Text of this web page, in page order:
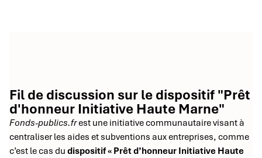
Fil de discussion sur le dispositif "Prêt
d'honneur Initiative Haute Marne"
Fonds-publics.frest une initiative communautaire visant à
centraliser les aides et subventions aux entreprises, comme
c’est le cas du dispositif « Prêt d’honneur Initiative Haute